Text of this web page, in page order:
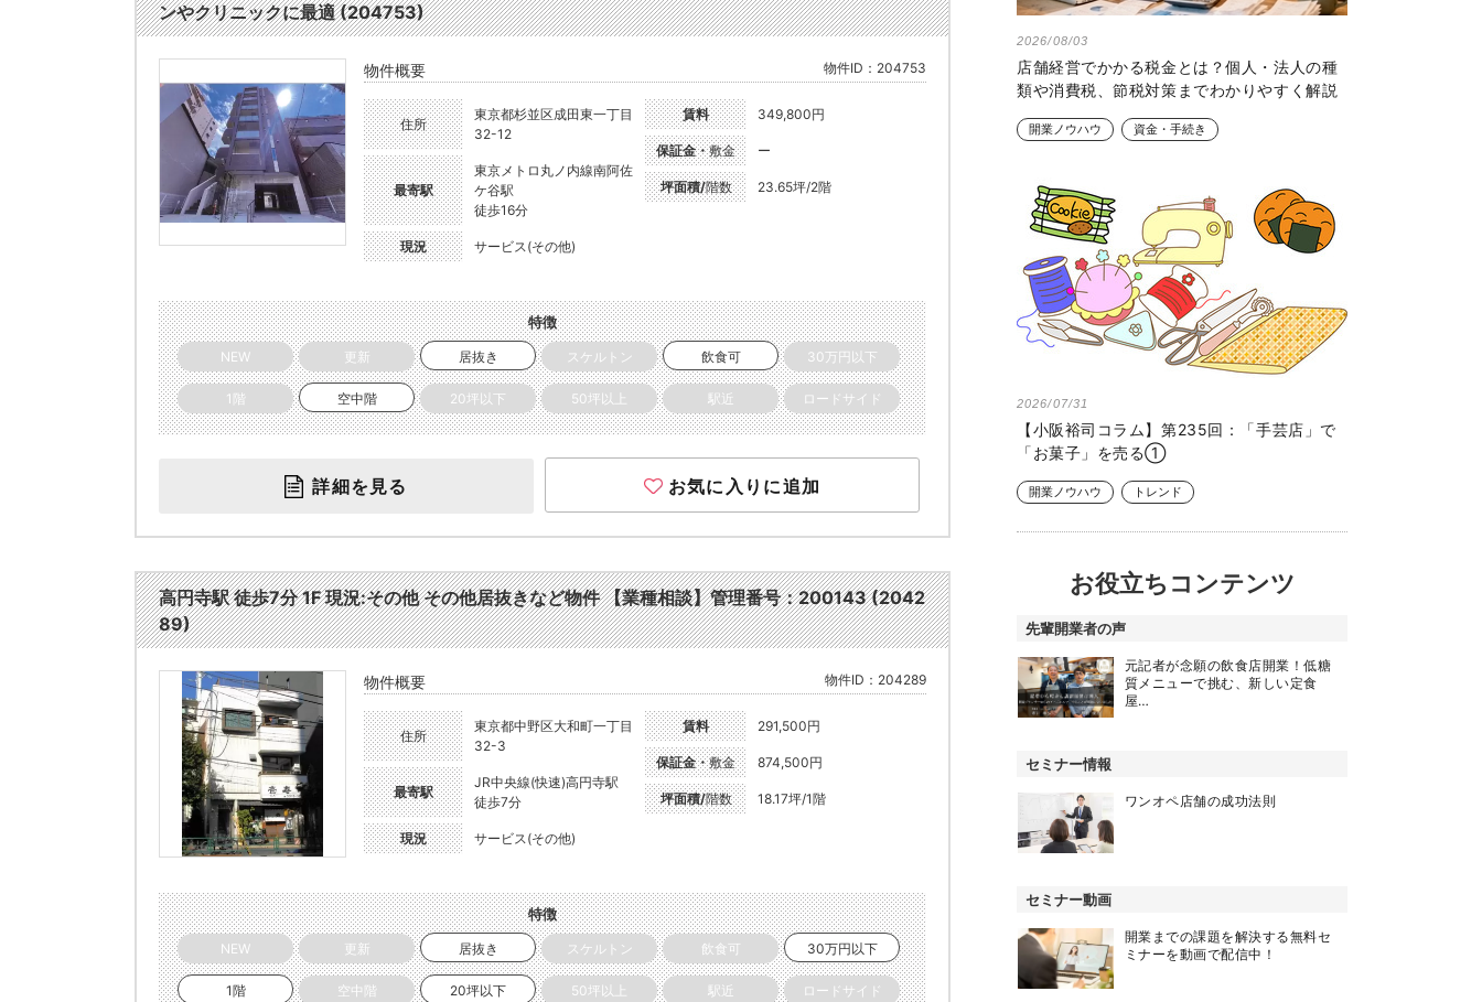
ンやクリニックに最適 (204753)
物件概要 物件ID：204753
住所
東京都杉並区成田東一丁目
32-12
最寄駅
東京メトロ丸ノ内線南阿佐
ケ谷駅
徒歩16分
現況 サービス(その他)
賃料 349,800円
保証金・敷金 ー
坪面積/階数 23.65坪/2階
特徴
NEW 更新 居抜き スケルトン 飲食可 30万円以下
1階 空中階 20坪以下 50坪以上 駅近 ロードサイド
詳細を見る お気に入りに追加
高円寺駅 徒歩7分 1F 現況:その他 その他居抜きなど物件 【業種相談】管理番号：200143 (2042
89)
物件概要 物件ID：204289
住所
東京都中野区大和町一丁目
32-3
最寄駅
JR中央線(快速)高円寺駅
徒歩7分
現況 サービス(その他)
賃料 291,500円
保証金・敷金 874,500円
坪面積/階数 18.17坪/1階
特徴
NEW 更新 居抜き スケルトン 飲食可 30万円以下
1階 空中階 20坪以下 50坪以上 駅近 ロードサイド
2026/08/03
店舗経営でかかる税金とは？個人・法人の種
類や消費税、節税対策までわかりやすく解説
開業ノウハウ 資金・手続き
2026/07/31
【小阪裕司コラム】第235回：「手芸店」で
「お菓子」を売る①
開業ノウハウ トレンド
お役立ちコンテンツ
先輩開業者の声
元記者が念願の飲食店開業！低糖
質メニューで挑む、新しい定食
屋…
セミナー情報
ワンオペ店舗の成功法則
セミナー動画
開業までの課題を解決する無料セ
ミナーを動画で配信中！